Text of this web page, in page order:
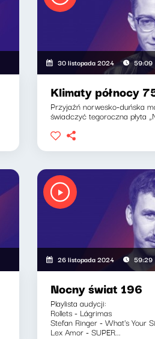
30 listopada 2024 59:09
Klimaty północy
Przyjaźń norwesko-duńska
świadczyć tegoroczna płyta
26 listopada 2024 59:29
Nocny świat 196
Playlista audycji:
Rollets - Lágrimas
Stefan Ringer - What's Your
Lex Amor - SUPER...